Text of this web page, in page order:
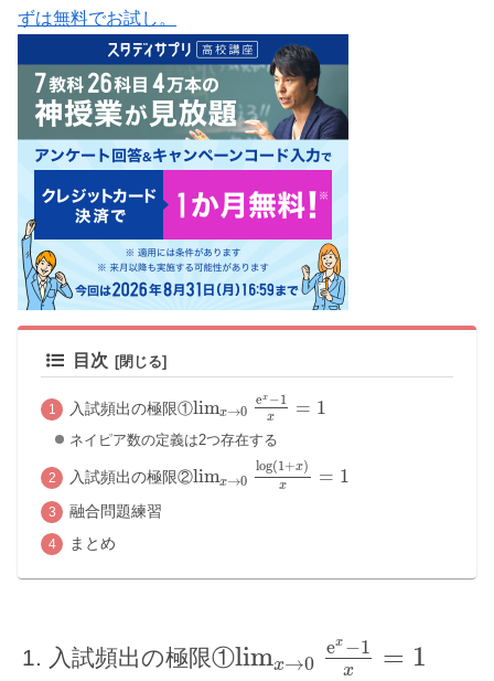
ずは無料でお試し。
目次
入試頻出の極限①limx→0
ex −1
x = 1
ネイピア数の定義は2つ存在する
入試頻出の極限②limx→0
log(1+x)
x = 1
融合問題練習
まとめ
入試頻出の極限①limx→0
ex −1
x = 1